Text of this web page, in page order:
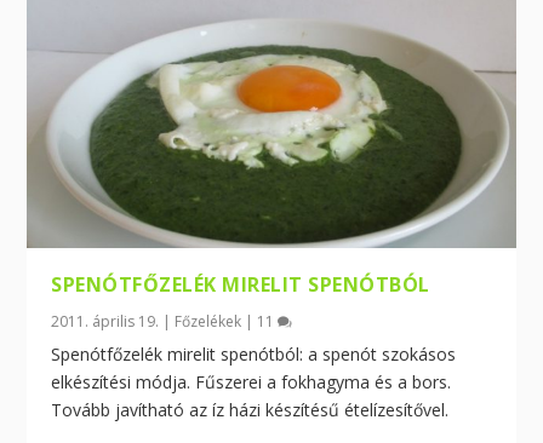
SPENÓTFŐZELÉK MIRELIT SPENÓTBÓL
2011. április 19. | Főzelékek | 11
Spenótfőzelék mirelit spenótból: a spenót szokásos
elkészítési módja. Fűszerei a fokhagyma és a bors.
Tovább javítható az íz házi készítésű ételízesítővel.